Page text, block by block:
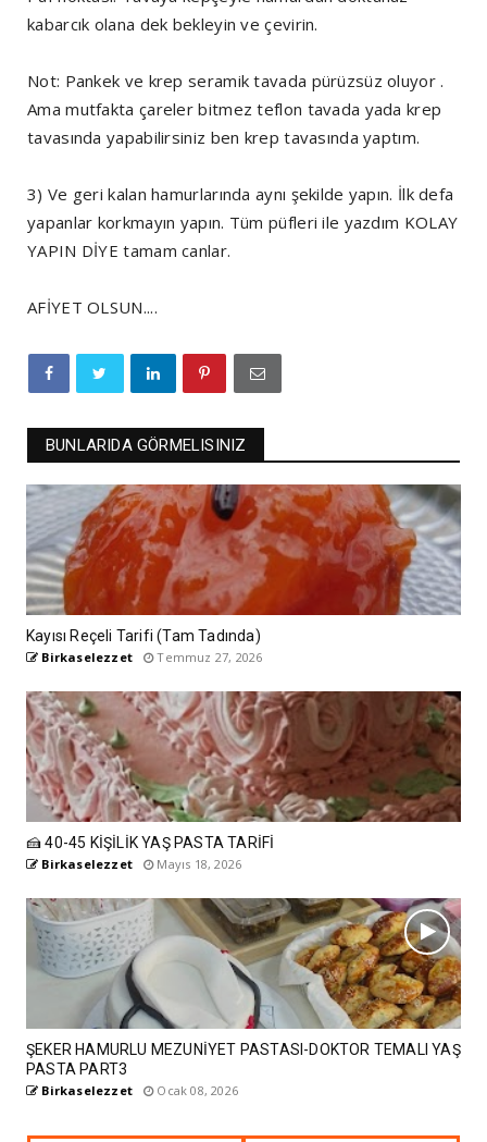
kabarcık olana dek bekleyin ve çevirin.
Not: Pankek ve krep seramik tavada pürüzsüz oluyor .
Ama mutfakta çareler bitmez teflon tavada yada krep
tavasında yapabilirsiniz ben krep tavasında yaptım.
3) Ve geri kalan hamurlarında aynı şekilde yapın. İlk defa
yapanlar korkmayın yapın. Tüm püfleri ile yazdım KOLAY
YAPIN DİYE tamam canlar.
AFİYET OLSUN....
BUNLARIDA GÖRMELISINIZ
Kayısı Reçeli Tarifi (Tam Tadında)
Birkaselezzet Temmuz 27, 2026
🍰 40-45 KİŞİLİK YAŞ PASTA TARİFİ
Birkaselezzet Mayıs 18, 2026
ŞEKER HAMURLU MEZUNİYET PASTASI-DOKTOR TEMALI YAŞ
PASTA PART3
Birkaselezzet Ocak 08, 2026